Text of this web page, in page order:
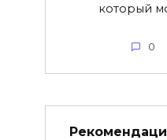
который
0